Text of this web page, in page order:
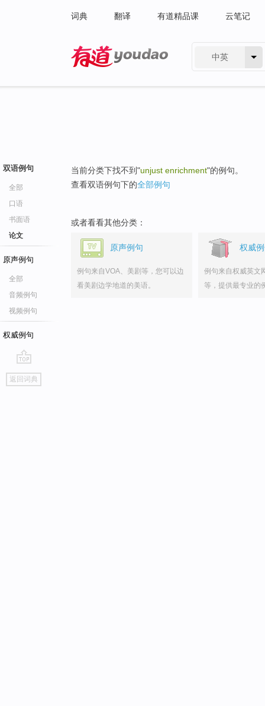
词典 翻译 有道精品课 云笔记
中英
双语例句
全部
口语
书面语
论文
原声例句
全部
音频例句
视频例句
权威例句
go
top
返回词典
当前分类下找不到"unjust enrichment"的例句。
查看双语例句下的全部例句
或者看看其他分类：
原声例句
例句来自VOA、美剧等，您可以边
看美剧边学地道的美语。
权威
例句来自权威英文
等，提供最专业的